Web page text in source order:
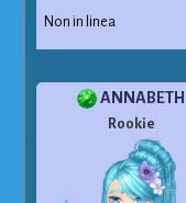
Non in linea
ANNABETH
Rookie